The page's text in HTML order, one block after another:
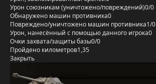
Урон союзникам (уничтожено/повреждений)0/0
Обнаружено машин противника0
Повреждено/уничтожено машин противника1/0
Урон, нанесённый с помощью данного игрока0
Очки захвата/защиты базы0/0
Пройдено километров1,35
Закрыть